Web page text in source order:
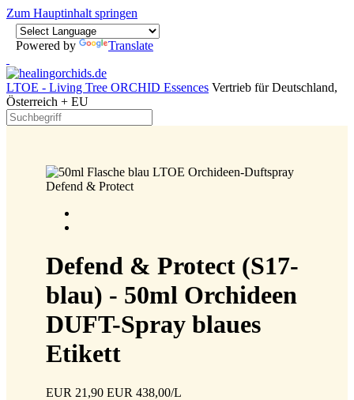
Zum Hauptinhalt springen
LTOE - Living Tree ORCHID Essences Vertrieb für Deutschland,
Österreich + EU
Defend & Protect (S17-
blau) - 50ml Orchideen
DUFT-Spray blaues
Etikett
EUR 21,90 EUR 438,00/L
Powered by Translate